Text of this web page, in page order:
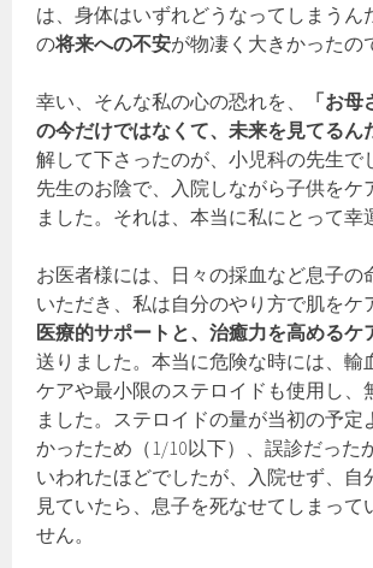
は、身体はいずれどうなってしまうん
の将来への不安が物凄く大きかったの
幸い、そんな私の心の恐れを、
「お
の今だけではなくて、未来を見てるん
解して下さったのが、小児科の先生で
先生のお陰で、入院しながら子供をケ
ました。それは、本当に私にとって幸
お医者様には、日々の採血など息子の
いただき、私は自分のやり方で肌をケ
医療的サポートと、治癒力を高めるケ
送りました。本当に危険な時には、輸
ケアや最小限のステロイドも使用し、
ました。ステロイドの量が当初の予定
かったため（1/10以下）、誤診だった
いわれたほどでしたが、入院せず、自
見ていたら、息子を死なせてしまって
せん。